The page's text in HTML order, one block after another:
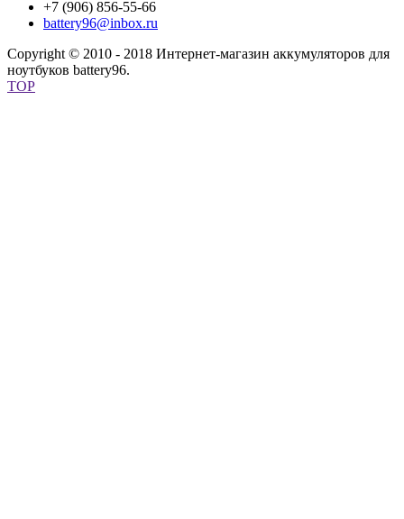
+7 (906) 856-55-66
battery96@inbox.ru
Copyright © 2010 - 2018 Интернет-магазин аккумуляторов для
ноутбуков battery96.
TOP